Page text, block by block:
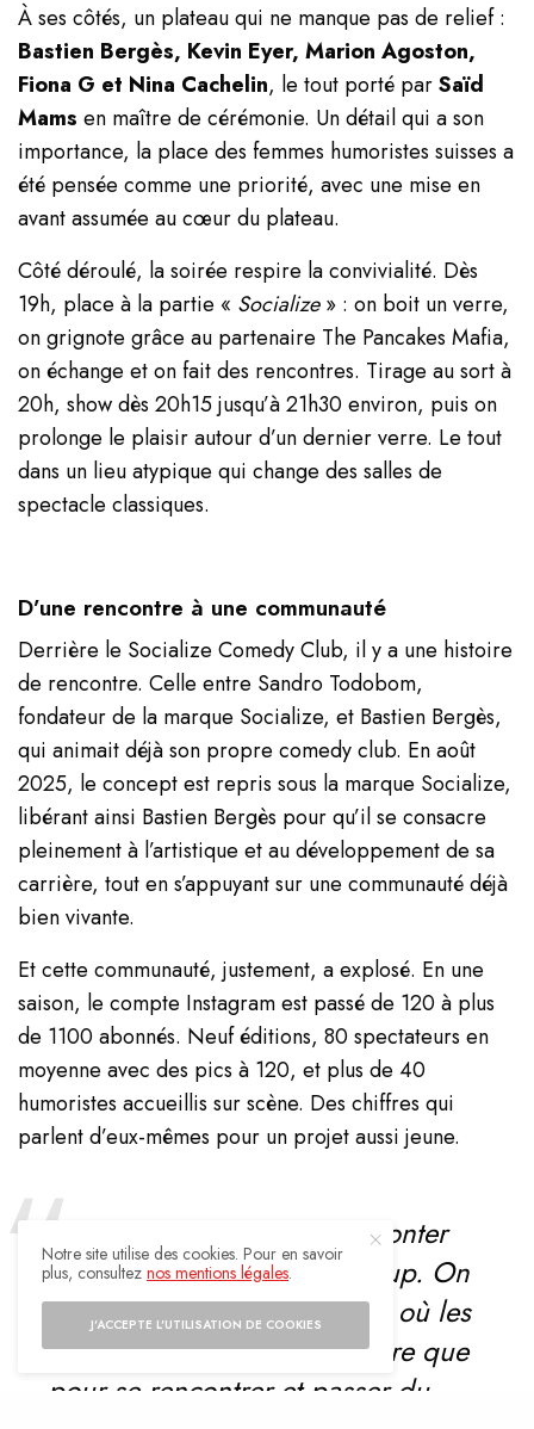
À ses côtés, un plateau qui ne manque pas de relief :
Bastien Bergès, Kevin Eyer, Marion Agoston,
Fiona G et Nina Cachelin, le tout porté parSaïd
Mams en maître de cérémonie. Un détail qui a son
importance, la place des femmes humoristes suisses a
été pensée comme une priorité, avec une mise en
avant assumée au cœur du plateau.
Côté déroulé, la soirée respire la convivialité. Dès
19h, place à la partie « Socialize» : on boit un verre,
on grignote grâce au partenaire The Pancakes Mafia,
on échange et on fait des rencontres. Tirage au sort à
20h, show dès 20h15 jusqu’à 21h30 environ, puis on
prolonge le plaisir autour d’un dernier verre. Le tout
dans un lieu atypique qui change des salles de
spectacle classiques.
D’une rencontre à une communauté
Derrière le Socialize Comedy Club, il y a une histoire
de rencontre. Celle entre Sandro Todobom,
fondateur de la marque Socialize, et Bastien Bergès,
qui animait déjà son propre comedy club. En août
2025, le concept est repris sous la marque Socialize,
libérant ainsi Bastien Bergès pour qu’il se consacre
pleinement à l’artistique et au développement de sa
carrière, tout en s’appuyant sur une communauté déjà
bien vivante.
Et cette communauté, justement, a explosé. En une
saison, le compte Instagram est passé de 120 à plus
de 1100 abonnés. Neuf éditions, 80 spectateurs en
moyenne avec des pics à 120, et plus de 40
humoristes accueillis sur scène. Des chiffres qui
parlent d’eux-mêmes pour un projet aussi jeune.
« L’idée n’a jamais été de monter
un simple plateau de stand-up. On
voulait créer une expérience où les
gens viennent autant pour rire que
pour se rencontrer et passer du
Notre site utilise des cookies. Pour en savoir
plus, consulteznos mentions légales.
J'ACCEPTE L'UTILISATION DE COOKIES